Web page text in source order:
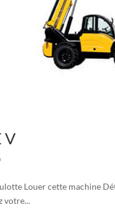
V
Louer cette machine
votre...